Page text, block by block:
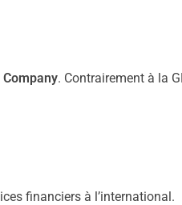
. Contrairement à la
financiers à l’international.